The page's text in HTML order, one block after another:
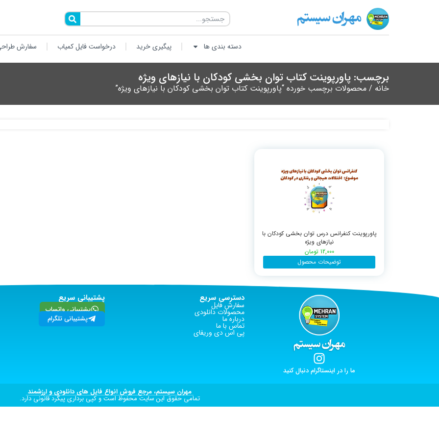
دسته بندی ها پیگیری خرید درخواست فایل کمیاب سفارش
برچسب: پاورپوینت کتاب توان بخشی کودکان با نیازهای ویژه
خانه / محصولات برچسب خورده “پاورپوینت کتاب توان بخشی کودکان با نیازهای ویژه”
پاورپوینت کنفرانس درس توان بخشی کودکان با
نیازهای ویژه
12,000 تومان
توضیحات محصول
ما را در اینستاگرام دنبال کنید
دسترسی سریع
سفارش فایل
محصولات دانلودی
درباره ما
تماس با ما
پی اس دی وریفای
پشتیبانی سریع
پشتیبانی واتساپ
پشتیبانی تلگرام
مهران سیستم، مرجع فروش انواع فایل های دانلودی و ارزشمند
تمامی حقوق این سایت محفوظ است و کپی برداری پیگرد قانونی دارد.